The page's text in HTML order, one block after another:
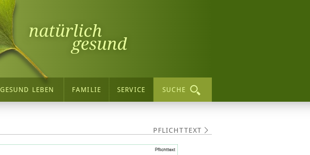
natürlich
gesund
GESUND LEBEN FAMILIE SERVICE SUCHE
PFLICHTTEXT